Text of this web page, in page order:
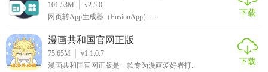
【飞扬时光宝盒2026测评】
飞扬时光宝盒2026以其丰富的游戏资源、详细的分类筛选、
实时的游戏礼包、全面的游戏攻略以及社交互动平台等特色
功能，赢得了广大游戏爱好者的喜爱。它不仅提供了便捷的
101.53M
v2.5.0
网页转App生成器（FusionApp）...
下载
漫画共和国官网正版
75.65M
v1.1.0.7
漫画共和国官网正版是一款专为漫画爱好者打...
下载